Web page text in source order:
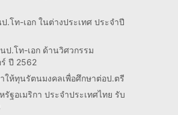
.โท-เอก ในต่างประเทศ ประจำปี
ป.โท-เอก ด้านวิศวกรรม
ปี 2562
ให้ทุนรัตนมงคลเพื่อศึกษาต่อป.ตรี
ฐอเมริกา ประจำประเทศไทย รับ